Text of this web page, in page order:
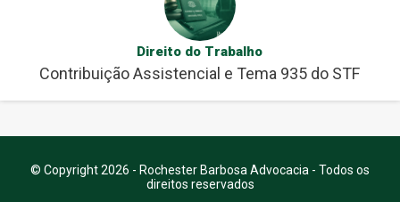
Direito do Trabalho
Contribuição Assistencial e Tema 935 do STF
© Copyright 2026 - Rochester Barbosa Advocacia - Todos os
direitos reservados